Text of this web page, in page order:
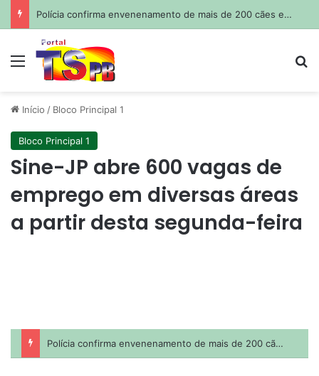
Após declaração de Shawn Mendes, revista americana chama Marquezine de ‘uma das maiores estrelas do Brasil’
Menu
Início / Bloco Principal 1
Bloco Principal 1
Sine-JP abre 600 vagas de
emprego em diversas áreas
a partir desta segunda-feira